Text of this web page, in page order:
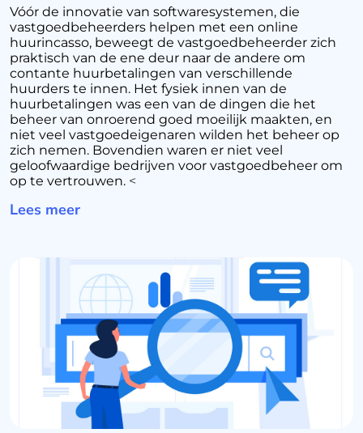
Vóór de innovatie van softwaresystemen, die
vastgoedbeheerders helpen met een online
huurincasso, beweegt de vastgoedbeheerder zich
praktisch van de ene deur naar de andere om
contante huurbetalingen van verschillende
huurders te innen. Het fysiek innen van de
huurbetalingen was een van de dingen die het
beheer van onroerend goed moeilijk maakten, en
niet veel vastgoedeigenaren wilden het beheer op
zich nemen. Bovendien waren er niet veel
geloofwaardige bedrijven voor vastgoedbeheer om
op te vertrouwen. <
Lees meer